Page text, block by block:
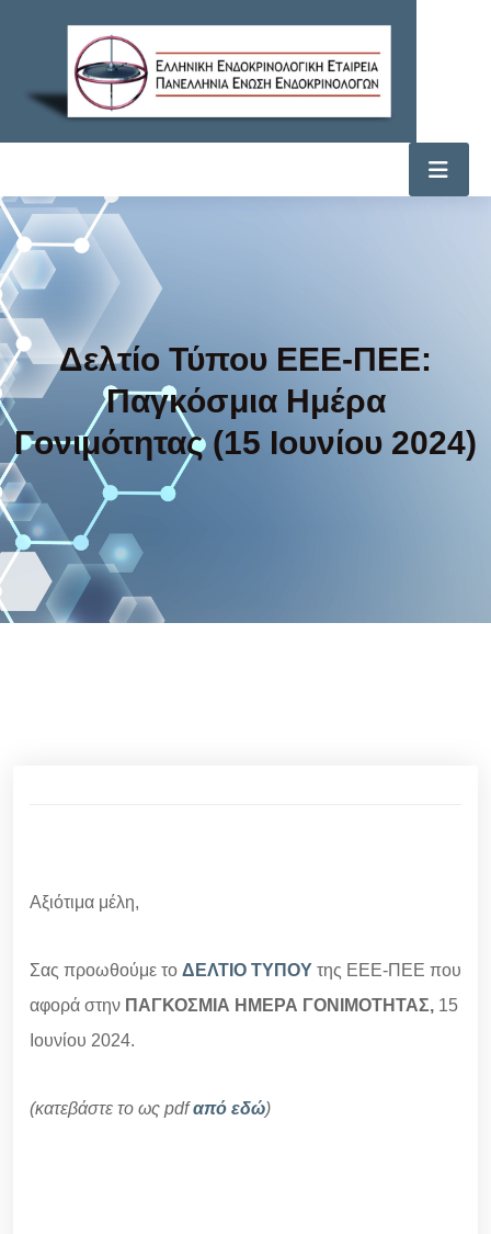
Δελτίο Τύπου ΕΕΕ-ΠΕΕ:
Παγκόσμια Ημέρα
Γονιμότητας (15 Ιουνίου 2024)
Αξιότιμα μέλη,
Σας προωθούμε το ΔΕΛΤΙΟ ΤΥΠΟΥ της ΕΕΕ-ΠΕΕ που
αφορά στην ΠΑΓΚΟΣΜΙΑ ΗΜΕΡΑ ΓΟΝΙΜΟΤΗΤΑΣ, 15
Ιουνίου 2024.
(κατεβάστε το ως pdfαπό εδώ)